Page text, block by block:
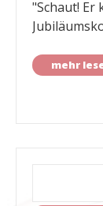
"Schaut! Er
mehr